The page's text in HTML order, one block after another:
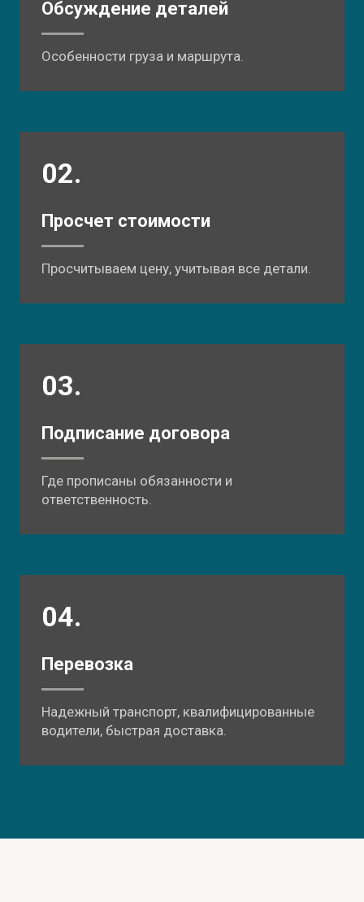
Обсуждение деталей
Особенности груза и маршрута.
02.
Просчет стоимости
Просчитываем цену, учитывая все детали.
03.
Подписание договора
Где прописаны обязанности и
ответственность.
04.
Перевозка
Надежный транспорт, квалифицированные
водители, быстрая доставка.